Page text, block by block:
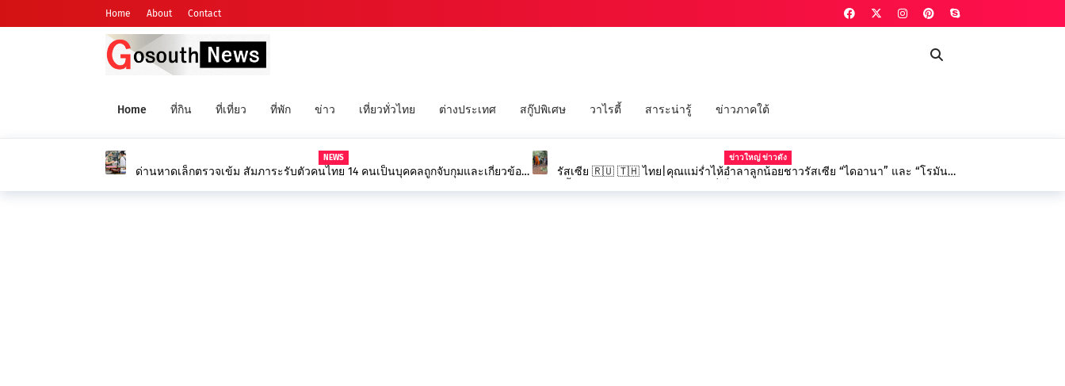
Home About Contact
Home ที่กิน ที่เที่ยว ที่พัก ข่าว เที่ยวทั่วไทย ต่างประเทศ สกู๊ปพิเศษ วาไรตี้ สาระน่ารู้ ข่าวภาคใต้
NEWS
ด่านหาดเล็กตรวจเข้ม สัมภาระรับตัวคนไทย 14 คนเป็นบุคคลถูกจับกุมและเกี่ยวข้อง
ข่าวใหญ่ ข่าวดัง
รัสเซีย 🇷🇺 🇹🇭 ไทย|คุณแม่ร่ำไห้อำลาลูกน้อยชาวรัสเซีย “ไดอานา” และ “โรมัน”